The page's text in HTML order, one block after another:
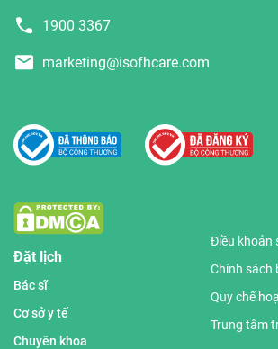
1900 3367
marketing@isofhcare.com
Đặt lịch
Bác sĩ
Cơ sở y tế
Chuyên khoa
Điều khoản
Chính sách
Quy chế
Trung tâm